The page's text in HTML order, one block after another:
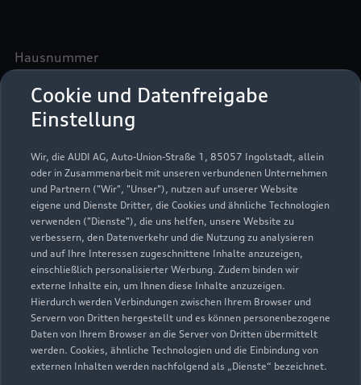
Cookie und Datenfreigabe
Einstellung
Wir, die AUDI AG, Auto-Union-Straße 1, 85057 Ingolstadt, allein
oder in Zusammenarbeit mit unseren verbundenen Unternehmen
und Partnern ("Wir", "Unser"), nutzen auf unserer Website
eigene und Dienste Dritter, die Cookies und ähnliche Technologien
verwenden ("Dienste"), die uns helfen, unsere Website zu
verbessern, den Datenverkehr und die Nutzung zu analysieren
und auf Ihre Interessen zugeschnittene Inhalte anzuzeigen,
einschließlich personalisierter Werbung. Zudem binden wir
externe Inhalte ein, um Ihnen diese Inhalte anzuzeigen.
Hierdurch werden Verbindungen zwischen Ihrem Browser und
Servern von Dritten hergestellt und es können personenbezogene
Daten von Ihrem Browser an die Server von Dritten übermittelt
werden. Cookies, ähnliche Technologien und die Einbindung von
externen Inhalten werden nachfolgend als „Dienste“ bezeichnet.